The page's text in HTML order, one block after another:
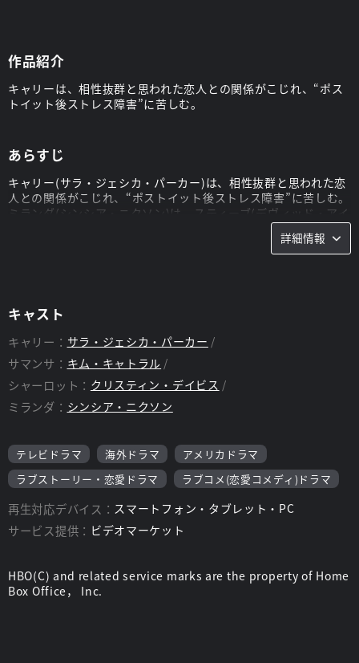
作品紹介
キャリーは、相性抜群と思われた恋人との関係がこじれ、“ポス
トイット後ストレス障害”に苦しむ。
あらすじ
キャリー(サラ・ジェシカ・パーカー)は、相性抜群と思われた恋
人との関係がこじれ、“ポストイット後ストレス障害”に苦しむ。
ミランダ(シンシア・ニクソン)は、スティーブ(デヴィッド・アイ
ゲンバーグ)への想いを何とか抑えようとする。サマンサ(キム・
キャトラル)の新たなクライアントは“アブソルート・ハンク”。
シャーロット(クリスティン・デイビス)は、予想もしなかった相
ム・キャトラル)は、思い切って新たなヘアースタイルにチャレ
ンジする。シャーロット(クリスティン・デイビス)は、特別な贈
りものについての知らせを受ける。
詳細情報
キャスト
キャリー： サラ・ジェシカ・パーカー
サマンサ： キム・キャトラル
シャーロット： クリスティン・デイビス
ミランダ： シンシア・ニクソン
テレビドラマ 海外ドラマ
アメリカドラマ
ラブストーリー・恋愛ドラマ
ラブコメ(恋愛コメディ)ドラマ
再生対応デバイス： スマートフォン・タブレット・PC
サービス提供： ビデオマーケット
HBO(C) and related service marks are the property of Home
Box Office， Inc.